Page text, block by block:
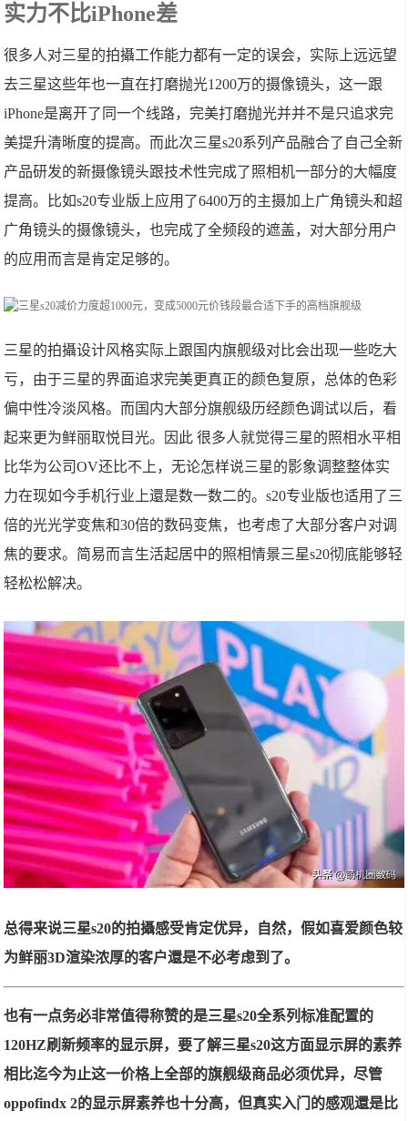
实力不比iPhone差
很多人对三星的拍攝工作能力都有一定的误会，实际上远远望
去三星这些年也一直在打磨抛光1200万的摄像镜头，这一跟
iPhone是离开了同一个线路，完美打磨抛光并并不是只追求完
美提升清晰度的提高。而此次三星s20系列产品融合了自己全新
产品研发的新摄像镜头跟技术性完成了照相机一部分的大幅度
提高。比如s20专业版上应用了6400万的主摄加上广角镜头和超
广角镜头的摄像镜头，也完成了全频段的遮盖，对大部分用户
的应用而言是肯定足够的。
三星的拍攝设计风格实际上跟国内旗舰级对比会出现一些吃大
亏，由于三星的界面追求完美更真正的颜色复原，总体的色彩
偏中性冷淡风格。而国内大部分旗舰级历经颜色调试以后，看
起来更为鲜丽取悦目光。因此 很多人就觉得三星的照相水平相
比华为公司OV还比不上，无论怎样说三星的影象调整整体实
力在现如今手机行业上還是数一数二的。s20专业版也适用了三
倍的光光学变焦和30倍的数码变焦，也考虑了大部分客户对调
焦的要求。简易而言生活起居中的照相情景三星s20彻底能够轻
轻松松解决。
总得来说三星s20的拍攝感受肯定优异，自然，假如喜爱颜色较
为鲜丽3D渲染浓厚的客户還是不必考虑到了。
也有一点务必非常值得称赞的是三星s20全系列标准配置的
120HZ刷新频率的显示屏，要了解三星s20这方面显示屏的素养
相比迄今为止这一价格上全部的旗舰级商品必须优异，尽管
oppofindx 2的显示屏素养也十分高，但真实入门的感观還是比